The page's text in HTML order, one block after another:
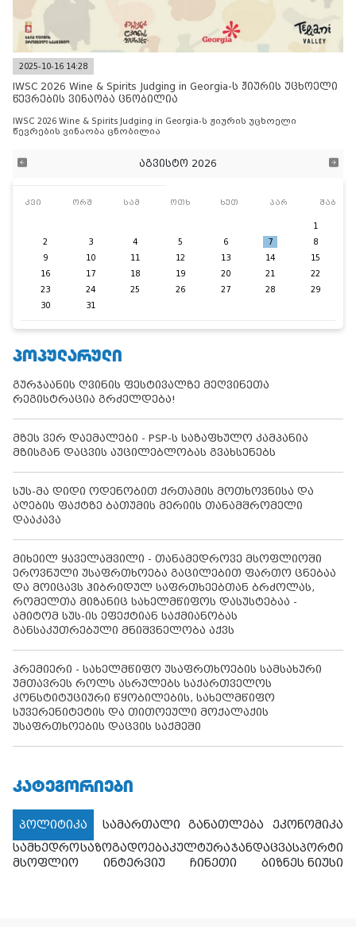
2025-10-16 14:28
IWSC 2026 Wine & Spirits Judging in Georgia-ს ჟიურის უცხოელი
წევრების ვინაობა ცნობილია
IWSC 2026 Wine & Spirits Judging in Georgia-ს ჟიურის უცხოელი
წევრების ვინაობა ცნობილია
აგვისტო 2026
კვი ორშ სამ ოთხ ხუთ პარ შაბ
1
2
3 4 5 6 7
8
9
10 11 12 13 14
15
16
17 18 19 20 21
22
23
24 25 26 27 28
29
30
31
ᲞᲝᲞᲣᲚᲐᲠᲣᲚᲘ
გურჯაანის ღვინის ფესტივალზე მეღვინეთა
რეგისტრაცია გრძელდება!
მზეს ვერ დაემალები - PSP-ს საზაფხულო კამპანია
მზისგან დაცვის აუცილებლობას გვახსენებს
სუს-მა დიდი ოდენობით ქრთამის მოთხოვნისა და
აღების ფაქტზე ბათუმის მერიის თანამშრომელი
დააკავა
მიხეილ ყაველაშვილი - თანამედროვე მსოფლიოში
ეროვნული უსაფრთხოება გაცილებით ფართო ცნებაა
და მოიცავს ჰიბრიდულ საფრთხეებთან ბრძოლას,
რომელთა მიზანიც სახელმწიფოს დასუსტებაა -
ამიტომ სუს-ის ეფექტიან საქმიანობას
განსაკუთრებული მნიშვნელობა აქვს
პრემიერი - სახელმწიფო უსაფრთხოების სამსახური
უმთავრეს როლს ასრულებს საქართველოს
კონსტიტუციური წყობილების, სახელმწიფო
სუვერენიტეტის და თითოეული მოქალაქის
უსაფრთხოების დაცვის საქმეში
ᲙᲐᲢᲔᲒᲝᲠᲘᲔᲑᲘ
პოლიტიკა სამართალი განათლება
ეკონომიკა
სამხედროსაზოგადოებაკულტურაჯანდაცვასპორტი
მსოფლიო
ინტერვიუ ჩინეთი ბიზნეს ნიუსი